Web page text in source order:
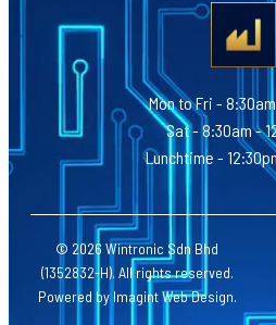
Mon to Fri -
Sat - 8:30am -
Lunchtime -
© 2026 Wintronic Sdn Bhd
(1352832-H). All rights reserved.
Powered by Imagint Web Design.